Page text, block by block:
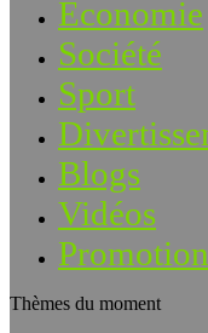
Economie
Société
Sport
Blogs
Vidéos
Thèmes du moment